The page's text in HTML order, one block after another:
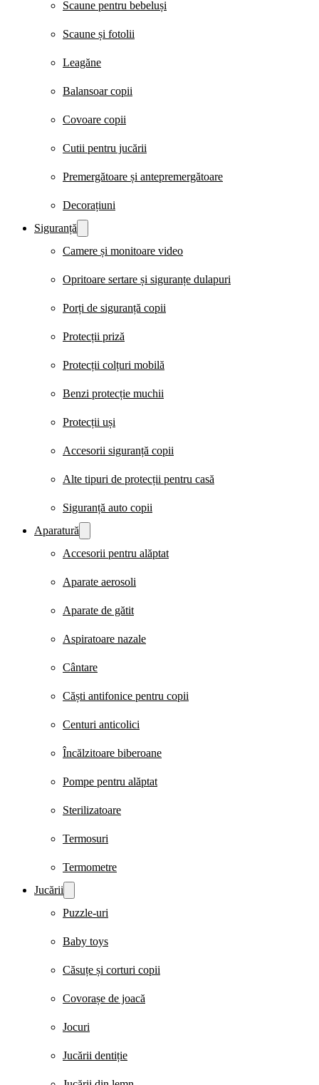
Scaune pentru bebeluși
Scaune și fotolii
Leagăne
Balansoar copii
Covoare copii
Cutii pentru jucării
Premergătoare și antepremergătoare
Decorațiuni
Siguranță
Camere și monitoare video
Opritoare sertare și siguranțe dulapuri
Porți de siguranță copii
Protecții priză
Protecții colțuri mobilă
Benzi protecție muchii
Protecții uși
Accesorii siguranță copii
Alte tipuri de protecții pentru casă
Siguranță auto copii
Aparatură
Accesorii pentru alăptat
Aparate aerosoli
Aparate de gătit
Aspiratoare nazale
Cântare
Căști antifonice pentru copii
Centuri anticolici
Încălzitoare biberoane
Pompe pentru alăptat
Sterilizatoare
Termosuri
Termometre
Jucării
Puzzle-uri
Baby toys
Căsuțe și corturi copii
Covorașe de joacă
Jocuri
Jucării dentiție